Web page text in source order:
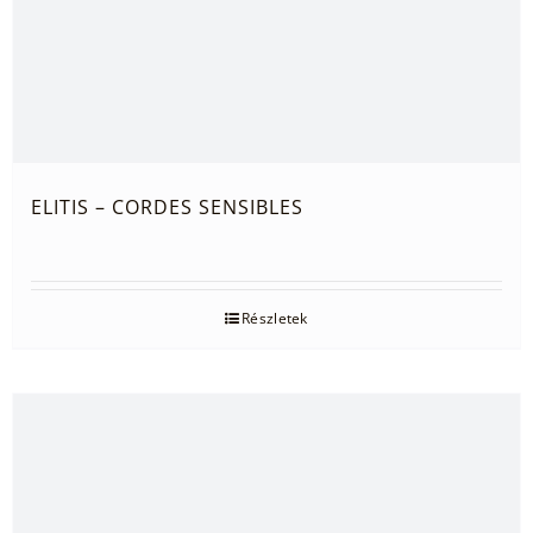
ELITIS – CORDES SENSIBLES
Részletek